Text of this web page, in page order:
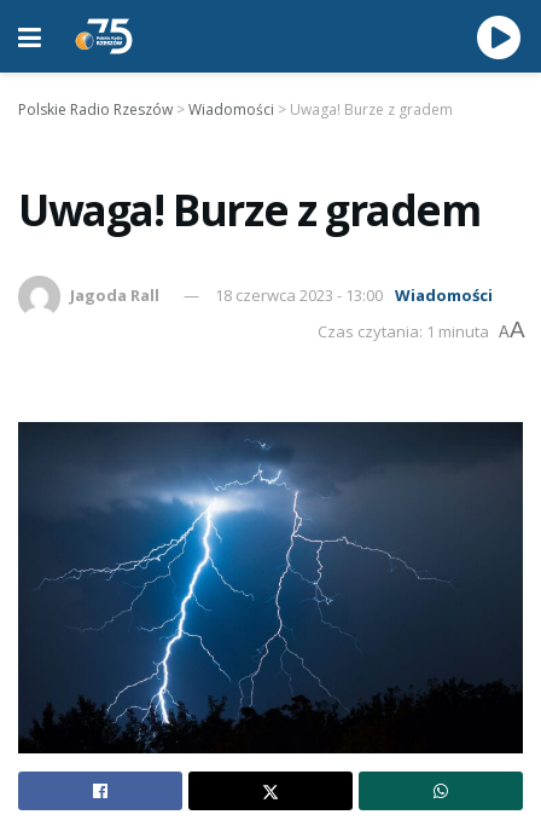
Polskie Radio Rzeszów >Wiadomości > Uwaga! Burze z gradem
Uwaga! Burze z gradem
Jagoda Rall 18 czerwca 2023 - 13:00 Wiadomości
Czas czytania: 1 minuta AA